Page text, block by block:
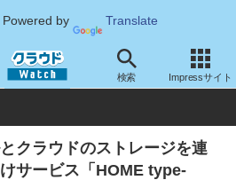
Powered by Translate
検索 Impressサイト
ソフト サービス クラウドストレー
クラウドのストレージを連
サービス「HOME type-